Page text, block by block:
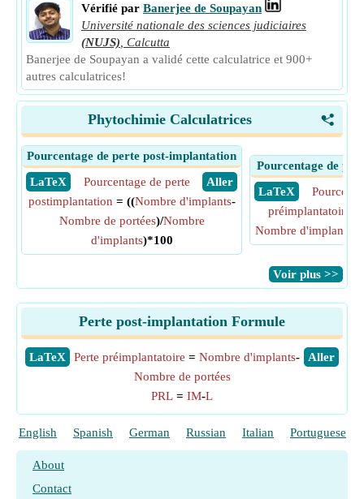
Vérifié par Banerjee de Soupayan
Université nationale des sciences judiciaires
(NUJS) Calcutta
Banerjee de Soupayan a validé cette calculatrice et 900+
autres calculatrices!
<
Phytochimie Calculatrices
Pourcentage de perte post-implantation
​ LaTeX
​ Aller
Pourcentage de perte
postimplantation = ((Nombre d'implants-
Nombre de portées)/Nombre
d'implants)*100
Pourcentage de
​ LaTeX
préimplantatoire
Nombre d'implants
​Voir plus >>
Perte post-implantation Formule
​LaTeX ​Aller
Perte préimplantatoire = Nombre d'implants-
Nombre de portées
PRL = IM-L
English Spanish German Russian Italian Portuguese
About
Contact